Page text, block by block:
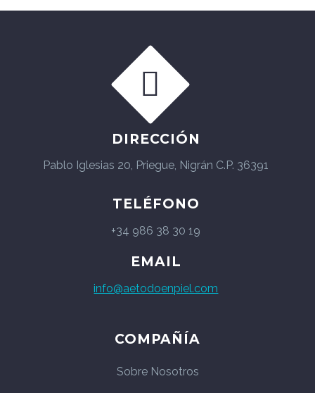


DIRECCIÓN
Pablo Iglesias 20, Priegue, Nigrán C.P. 36391
TELÉFONO
+34 986 38 30 19
EMAIL
info@aetodoenpiel.com
COMPAÑÍA
Sobre Nosotros